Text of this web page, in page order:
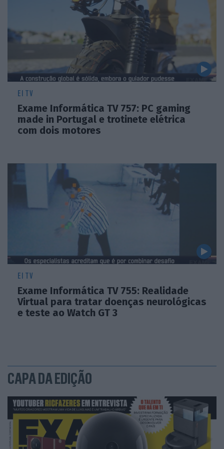
EI TV
Exame Informática TV 757: PC gaming
made in Portugal e trotinete elétrica
com dois motores
EI TV
Exame Informática TV 755: Realidade
Virtual para tratar doenças neurológicas
e teste ao Watch GT 3
CAPA DA EDIÇÃO